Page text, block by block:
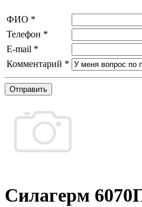
ФИО *
Телефон *
E-mail *
Комментарий *
Отправить
Силагерм